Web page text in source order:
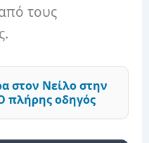
τους
στον Νείλο στην
πλήρης οδηγός